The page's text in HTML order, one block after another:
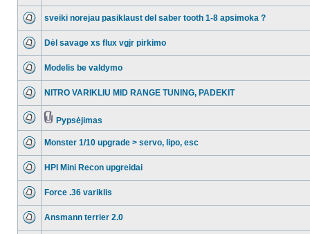
sveiki norejau pasiklaust del saber tooth 1-8 apsimoka ?
Dėl savage xs flux vgjr pirkimo
Modelis be valdymo
NITRO VARIKLIU MID RANGE TUNING, PADEKIT
Pypsėjimas
Monster 1/10 upgrade > servo, lipo, esc
HPI Mini Recon upgreidai
Force .36 variklis
Ansmann terrier 2.0